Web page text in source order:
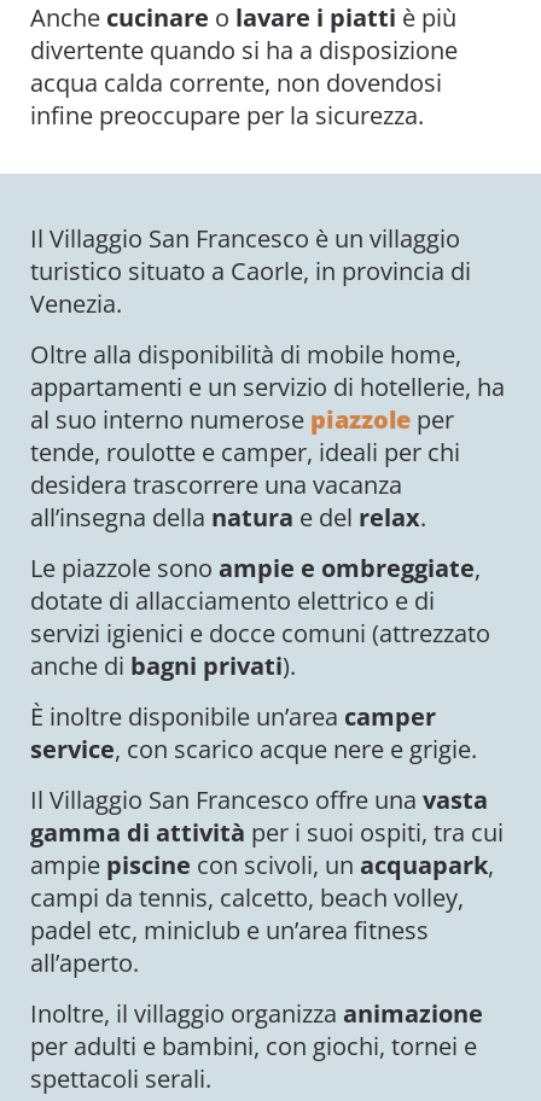
Anche cucinare o lavare i piatti è più
divertente quando si ha a disposizione
acqua calda corrente, non dovendosi
infine preoccupare per la sicurezza.
Il Villaggio San Francesco è un villaggio
turistico situato a Caorle, in provincia di
Venezia.
Oltre alla disponibilità di mobile home,
appartamenti e un servizio di hotellerie, ha
al suo interno numerose piazzole per
tende, roulotte e camper, ideali per chi
desidera trascorrere una vacanza
all’insegna della natura e del relax.
Le piazzole sono ampie e ombreggiate,
dotate di allacciamento elettrico e di
servizi igienici e docce comuni (attrezzato
anche di bagni privati).
È inoltre disponibile un’area camper
service, con scarico acque nere e grigie.
Il Villaggio San Francesco offre una vasta
gamma di attività per i suoi ospiti, tra cui
ampie piscine con scivoli, un acquapark,
campi da tennis, calcetto, beach volley,
padel etc, miniclub e un’area fitness
all’aperto.
Inoltre, il villaggio organizza animazione
per adulti e bambini, con giochi, tornei e
spettacoli serali.